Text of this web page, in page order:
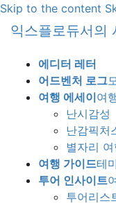
Skip to the content
익스플로듀서의
에디터 레터
어드벤처 로그
여행 에세이여
난시감성
난감픽처
별자리 여
여행 가이드테
투어 인사이트
투어리스